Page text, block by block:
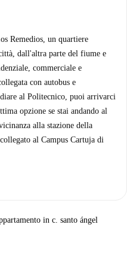
Remedios, un quartiere
dall'altra parte del fiume e
commerciale e
con autobus e
al Politecnico, puoi arrivarci
opzione se stai andando al
alla stazione della
al Campus Cartuja di
in c. santo ángel